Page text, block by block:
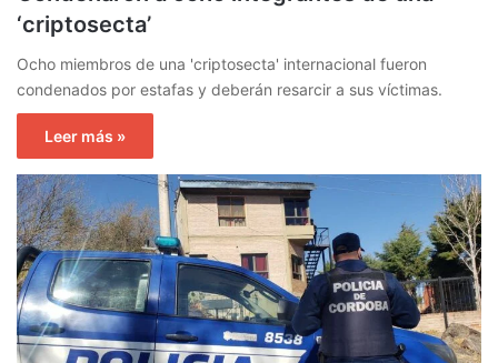
‘criptosecta’
Ocho miembros de una 'criptosecta' internacional fueron
condenados por estafas y deberán resarcir a sus víctimas.
Leer más »